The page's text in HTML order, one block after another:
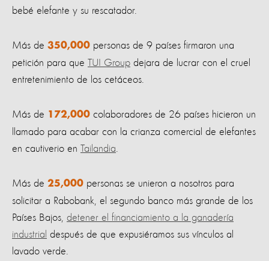
bebé elefante y su rescatador.
Más de 350,000 personas de 9 países firmaron una
petición para que TUI Group dejara de lucrar con el cruel
entretenimiento de los cetáceos.
Más de 172,000 colaboradores de 26 países hicieron un
llamado para acabar con la crianza comercial de elefantes
en cautiverio en Tailandia.
Más de 25,000 personas se unieron a nosotros para
solicitar a Rabobank, el segundo banco más grande de los
Países Bajos, detener el financiamiento a la ganadería
industrial después de que expusiéramos sus vínculos al
lavado verde.